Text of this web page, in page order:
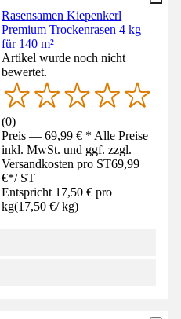
Rasensamen Kiepenkerl
Premium Trockenrasen 4 kg
für 140 m²
Artikel wurde noch nicht
bewertet.
(0)
Preis — 69,99 € * Alle Preise
inkl. MwSt. und ggf. zzgl.
Versandkosten pro ST69,99
€*/ ST
Entspricht 17,50 € pro
kg(17,50 €/ kg)